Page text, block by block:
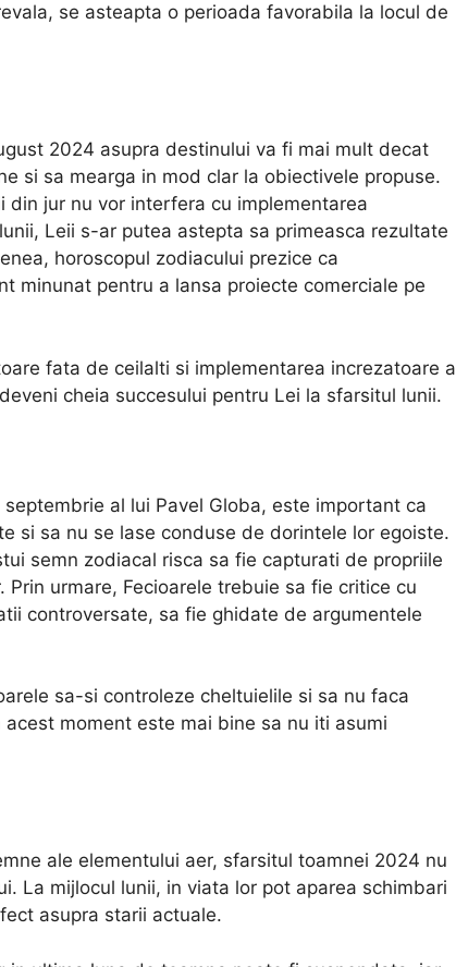
se asteapta o perioada favorabila la locul de
2024 asupra destinului va fi mai mult decat
si sa mearga in mod clar la obiectivele propuse.
jur nu vor interfera cu implementarea
Leii s-ar putea astepta sa primeasca rezultate
horoscopul zodiacului prezice ca
minunat pentru a lansa proiecte comerciale pe
fata de ceilalti si implementarea increzatoare a
cheia succesului pentru Lei la sfarsitul lunii.
al lui Pavel Globa, este important ca
si sa nu se lase conduse de dorintele lor egoiste.
semn zodiacal risca sa fie capturati de propriile
urmare, Fecioarele trebuie sa fie critice cu
controversate, sa fie ghidate de argumentele
sa-si controleze cheltuielile si sa nu faca
moment este mai bine sa nu iti asumi
ale elementului aer, sfarsitul toamnei 2024 nu
La mijlocul lunii, in viata lor pot aparea schimbari
asupra starii actuale.